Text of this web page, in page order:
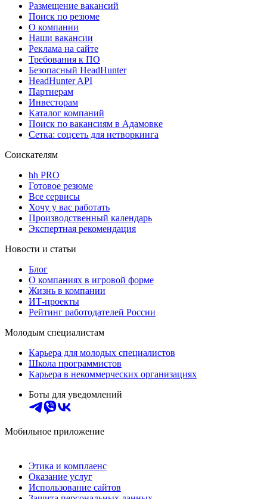
Размещение вакансий
Поиск по резюме
О компании
Наши вакансии
Реклама на сайте
Требования к ПО
Безопасный HeadHunter
HeadHunter API
Партнерам
Инвесторам
Каталог компаний
Поиск по вакансиям в Адамовке
Сетка: соцсеть для нетворкинга
Соискателям
hh PRO
Готовое резюме
Все сервисы
Хочу у вас работать
Производственный календарь
Экспертная рекомендация
Новости и статьи
Блог
О компаниях в игровой форме
Жизнь в компании
ИТ-проекты
Рейтинг работодателей России
Молодым специалистам
Карьера для молодых специалистов
Школа программистов
Карьера в некоммерческих организациях
Боты для уведомлений
Мобильное приложение
Этика и комплаенс
Оказание услуг
Использование сайтов